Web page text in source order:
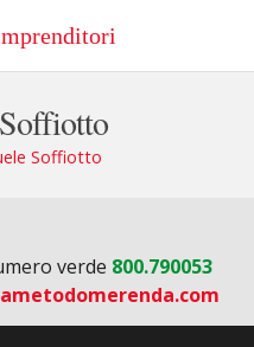
Soffiotto
verde 800.790053